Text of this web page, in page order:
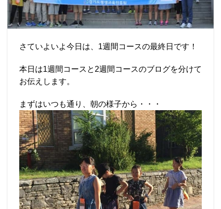
さていよいよ今日は、1週間コースの最終日です！
本日は1週間コースと2週間コースのブログを分けて
お伝えします。
まずはいつも通り、朝の様子から・・・